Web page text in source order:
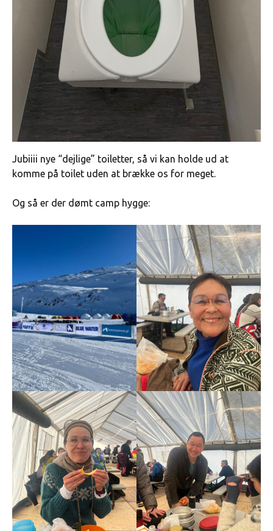
Jubiiii nye “dejlige” toiletter, så vi kan holde ud at
komme på toilet uden at brække os for meget.
Og så er der dømt camp hygge: